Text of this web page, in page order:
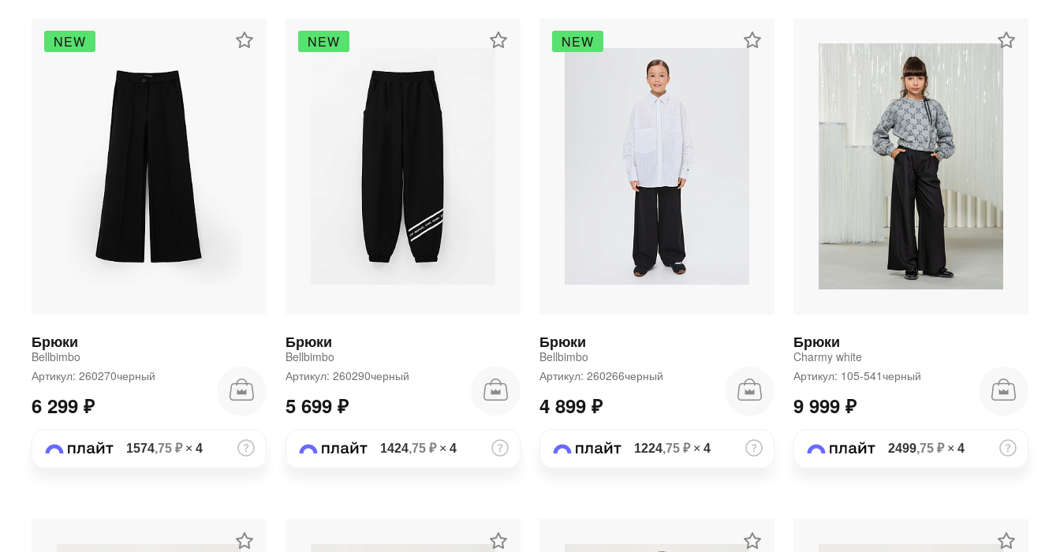
NEW
Брюки
Bellbimbo
Артикул: 260270черный
6 299 ₽
1574,75 ₽× 4
NEW
Брюки
Bellbimbo
Артикул: 260290черный
5 699 ₽
1424,75 ₽× 4
NEW
Брюки
Bellbimbo
Артикул: 260266черный
4 899 ₽
1224,75 ₽× 4
Брюки
Charmy white
Артикул: 105-541черный
9 999 ₽
2499,75 ₽× 4
раз в 2 недели